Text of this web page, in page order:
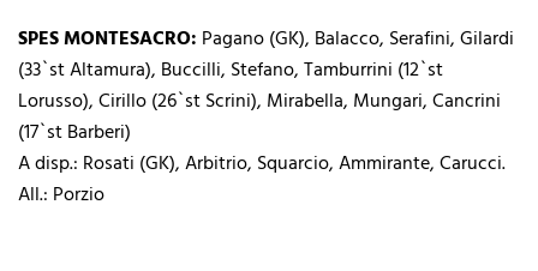
SPES MONTESACRO: Pagano (GK), Balacco, Serafini, Gilardi
(33`st Altamura), Buccilli, Stefano, Tamburrini (12`st
Lorusso), Cirillo (26`st Scrini), Mirabella, Mungari, Cancrini
(17`st Barberi)
A disp.: Rosati (GK), Arbitrio, Squarcio, Ammirante, Carucci.
All.: Porzio